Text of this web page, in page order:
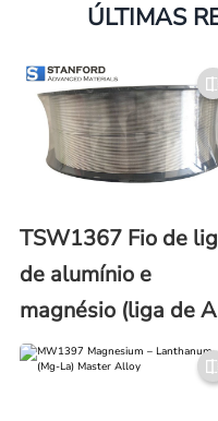
ÚLTIMAS
TSW1367 Fio de
de alumínio e
magnésio (liga de
Mg)